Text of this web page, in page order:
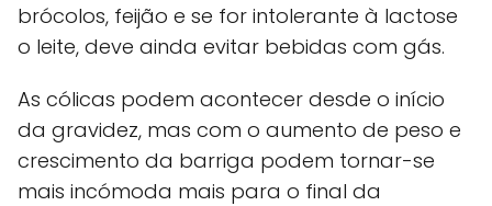
brócolos, feijão e se for intolerante à lactose
o leite, deve ainda evitar bebidas com gás.
As cólicas podem acontecer desde o início
da gravidez, mas com o aumento de peso e
crescimento da barriga podem tornar-se
mais incómoda mais para o final da